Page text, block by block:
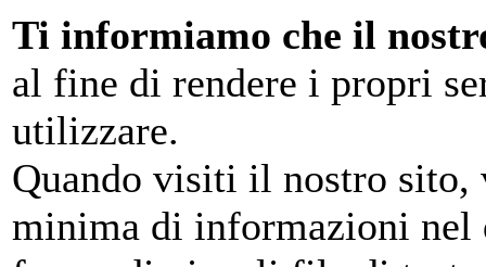
Ti informiamo che il
al fine di rendere i propri
utilizzare.
Quando visiti il nostro sito,
minima di informazioni nel